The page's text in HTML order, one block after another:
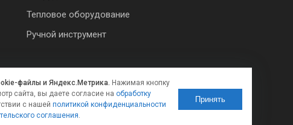
Тепловое оборудование
Ручной инструмент
файлы и Яндекс.Метрика. Нажимая кнопку
сайта, вы даете согласие на обработку
с нашей политикой конфиденциальности
соглашения.
Принять